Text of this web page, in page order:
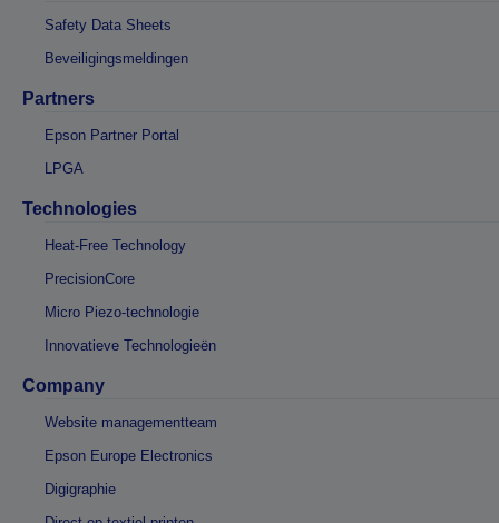
Safety Data Sheets
Beveiligingsmeldingen
Partners
Epson Partner Portal
LPGA
Technologies
Heat-Free Technology
PrecisionCore
Micro Piezo-technologie
Innovatieve Technologieën
Company
Website managementteam
Epson Europe Electronics
Digigraphie